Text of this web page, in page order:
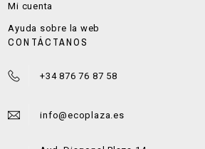
Mi cuenta
Ayuda sobre la web
CONTÁCTANOS
+34 876 76 87 58
info@ecoplaza.es